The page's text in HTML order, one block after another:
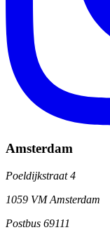
Amsterdam
Poeldijkstraat 4
1059 VM Amsterdam
Postbus 69111